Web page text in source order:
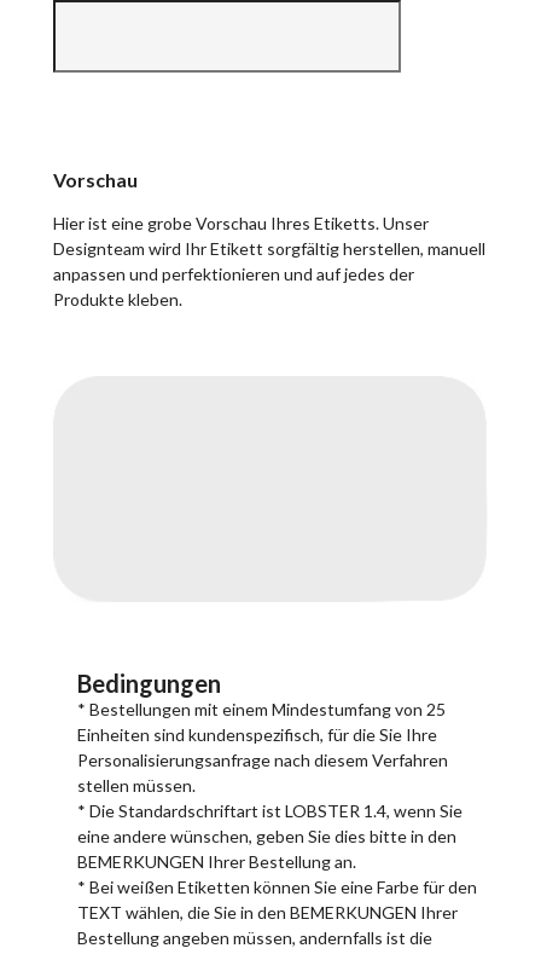
Vorschau
Hier ist eine grobe Vorschau Ihres Etiketts. Unser
Designteam wird Ihr Etikett sorgfältig herstellen, manuell
anpassen und perfektionieren und auf jedes der
Produkte kleben.
Bedingungen
* Bestellungen mit einem Mindestumfang von 25
Einheiten sind kundenspezifisch, für die Sie Ihre
Personalisierungsanfrage nach diesem Verfahren
stellen müssen.
* Die Standardschriftart ist LOBSTER 1.4, wenn Sie
eine andere wünschen, geben Sie dies bitte in den
BEMERKUNGEN Ihrer Bestellung an.
* Bei weißen Etiketten können Sie eine Farbe für den
TEXT wählen, die Sie in den BEMERKUNGEN Ihrer
Bestellung angeben müssen, andernfalls ist die